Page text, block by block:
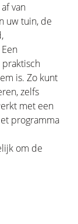
van
uw tuin, de
praktisch
is. Zo kunt
zelfs
met een
programma
om de